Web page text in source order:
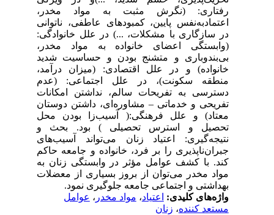
رفتاری: (نگرش مثبت به مواد مخدر،
اعتمادبه‌نفس پایین، کمبودهای عاطفی، ناتوانی
در سازگاری با مشکلات، ...) در علل خانوادگی:
(وابستگی اعضای خانواده به مواد مخدر،
بی‌بندوباری و متشنج بودن و حساسیت شدید
خانواده) و در علل اقتصادی: (میزان درآمد،
منطقه سکونت)، در علل اجتماعی: (عدم
دسترسی به تفریحات سالم، نداشتن امکانات
تفریحی و خدماتی – مشاوره‌ای، داشتن دوستان
معتاد) و علل فرهنگی:( آسیب‌زا بودن محل
تحصیل و استرس تحصیلی ) بود. بحث و
نتیجه‌گیری: اعتیاد زنان می‌تواند آسیب‌های
جبران‌ناپذیری را بر فرد، خانواده و جامعه حاکم
کند. با کشف عوامل مؤثر در وابستگی زنان به
مواد مخدر می‌توان از بروز بسیاری از معضلات
بهداشتی و اجتماعی جامعه جلوگیری نمود.
واژه‌های کلیدی:اعتیاد،مواد مخدر، عوامل
مستعد کننده،زنان